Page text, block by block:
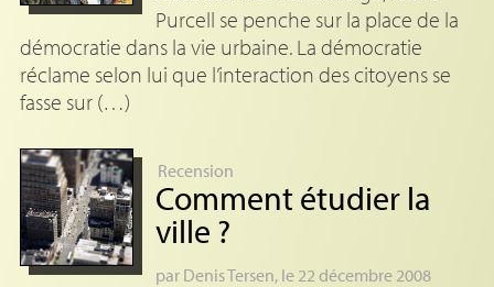
Purcell se penche sur la place de la
démocratie dans la vie urbaine. La démocratie
réclame selon lui que l’interaction des citoyens se
fasse sur (…)
Recension
Comment étudier la
ville ?
par Denis Tersen, le 22 décembre 2008